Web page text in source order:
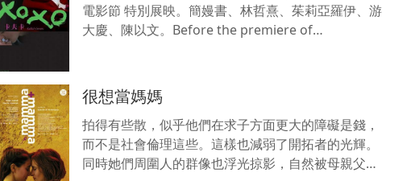
電影節 特別展映。簡嫚書、林哲熹、茱莉亞羅伊、游
大慶、陳以文。Before the premiere of
很想當媽媽
拍得有些散，似乎他們在求子方面更大的障礙是錢，
而不是社會倫理這些。這樣也減弱了開拓者的光輝。
同時她們周圍人的群像也浮光掠影，自然被母親父親